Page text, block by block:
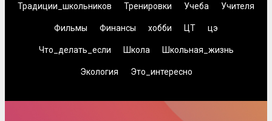
Традиции_школьников Тренировки Учеба Учителя
Фильмы Финансы хобби ЦТ цэ
Что_делать_если Школа Школьная_жизнь
Экология Это_интересно